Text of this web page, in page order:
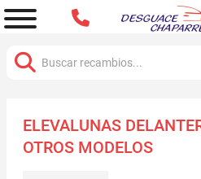
ELEVALUNAS
OTROS MODELOS